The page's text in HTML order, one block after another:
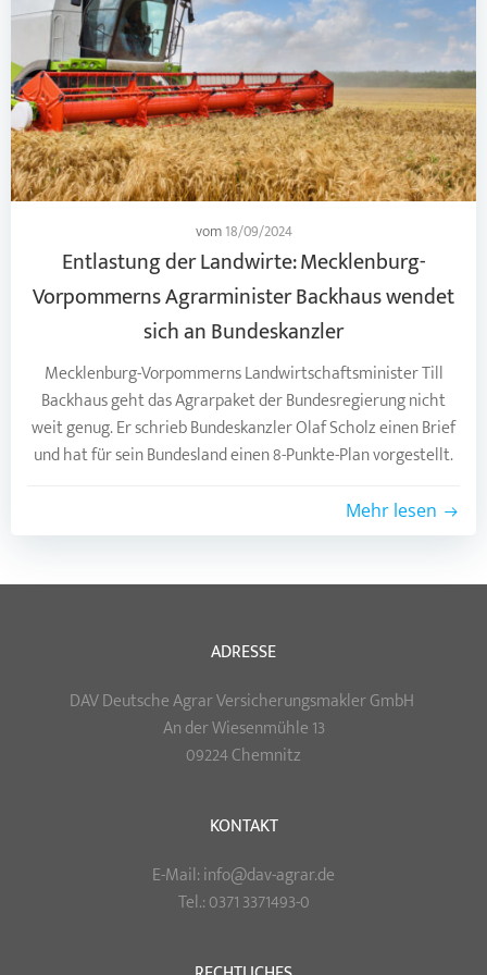
vom18/09/2024
Entlastung der Landwirte: Mecklenburg-
Vorpommerns Agrarminister Backhaus wendet
sich an Bundeskanzler
Mecklenburg-Vorpommerns Landwirtschaftsminister Till
Backhaus geht das Agrarpaket der Bundesregierung nicht
weit genug. Er schrieb Bundeskanzler Olaf Scholz einen Brief
und hat für sein Bundesland einen 8-Punkte-Plan vorgestellt.
Mehr lesen
ADRESSE
DAV Deutsche Agrar Versicherungsmakler GmbH
An der Wiesenmühle 13
09224 Chemnitz
KONTAKT
E-Mail: info@dav-agrar.de
Tel.: 0371 3371493-0